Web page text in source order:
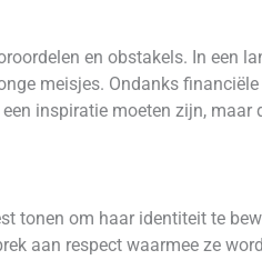
en obstakels. In een
meisjes. Ondanks
inspiratie moeten zijn, maar
tonen om haar identiteit te
aan respect waarmee ze